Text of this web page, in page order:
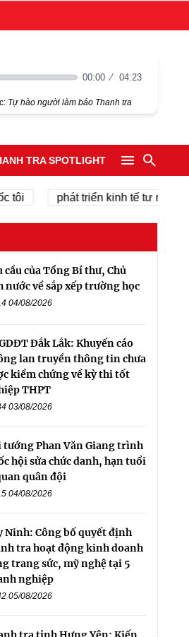
00:00 04:23
Tự hào người làm báo Thanh tra
TRA SPOTLIGHT
phát triển kinh tế tư nhân
cầu của Tổng Bí thư, Chủ
nước về sắp xếp trường học
04/08/2026
Đắk Lắk: Khuyến cáo
lan truyền thông tin chưa
kiểm chứng về kỳ thi tốt
THPT
03/08/2026
tướng Phan Văn Giang trình
hội sửa chức danh, hạn tuổi
quân đội
04/08/2026
Ninh: Công bố quyết định
tra hoạt động kinh doanh
trang sức, mỹ nghệ tại 5
nghiệp
05/08/2026